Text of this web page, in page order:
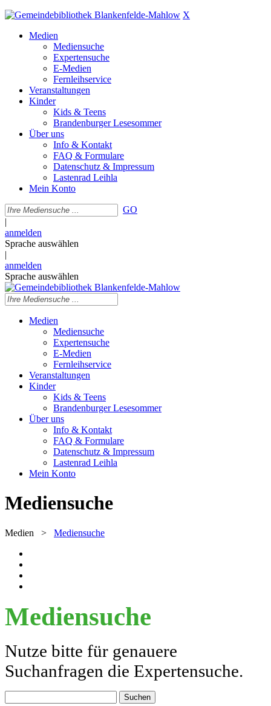
X
Medien
Mediensuche
Expertensuche
E-Medien
Fernleihservice
Veranstaltungen
Kinder
Kids & Teens
Brandenburger Lesesommer
Über uns
Info & Kontakt
FAQ & Formulare
Datenschutz & Impressum
Lastenrad Leihla
Mein Konto
GO
|
anmelden
Sprache auswählen
|
anmelden
Sprache auswählen
Medien
Mediensuche
Expertensuche
E-Medien
Fernleihservice
Veranstaltungen
Kinder
Kids & Teens
Brandenburger Lesesommer
Über uns
Info & Kontakt
FAQ & Formulare
Datenschutz & Impressum
Lastenrad Leihla
Mein Konto
Mediensuche
Medien > Mediensuche
Mediensuche
Nutze bitte für genauere
Suchanfragen die Expertensuche.